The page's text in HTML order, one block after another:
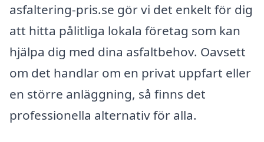
asfaltering-pris.se gör vi det enkelt för dig
att hitta pålitliga lokala företag som kan
hjälpa dig med dina asfaltbehov. Oavsett
om det handlar om en privat uppfart eller
en större anläggning, så finns det
professionella alternativ för alla.